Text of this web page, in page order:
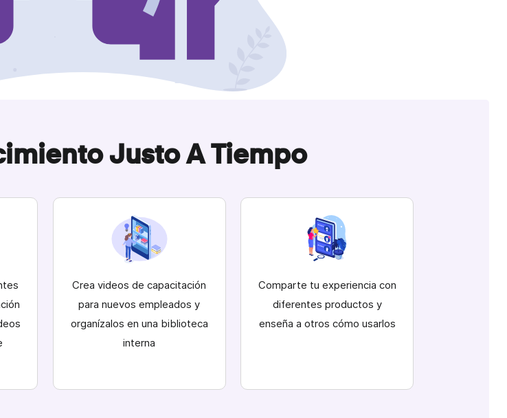
Justo A Tiempo
Crea videos de capacitación
para nuevos empleados y
organízalos en una biblioteca
interna
Comparte tu experiencia con
diferentes productos y
enseña a otros cómo usarlos